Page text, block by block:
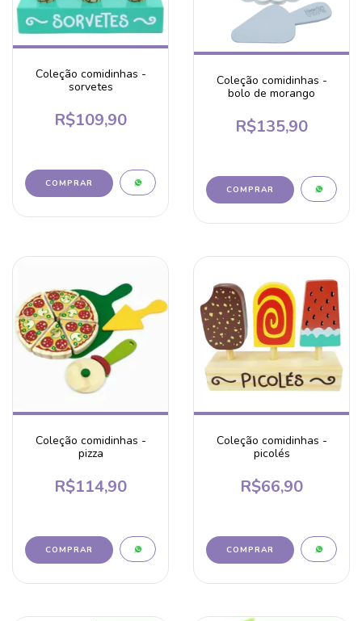
Coleção comidinhas -
sorvetes
R$109,90
Coleção comidinhas -
bolo de morango
R$135,90
Coleção comidinhas -
pizza
R$114,90
Coleção comidinhas -
picolés
R$66,90